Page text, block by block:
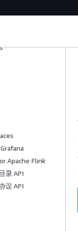
Apache Flink
录 API
议 API